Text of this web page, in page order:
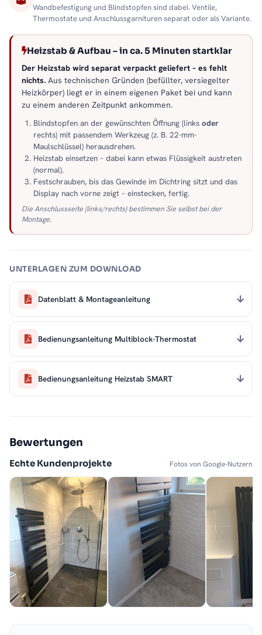
Wandbefestigung und Blindstopfen sind dabei. Ventile,
Thermostate und Anschlussgarnituren separat oder als Variante.
Heizstab & Aufbau – in ca. 5 Minuten startklar
Der Heizstab wird separat verpackt geliefert – es fehlt
nichts. Aus technischen Gründen (befüllter, versiegelter
Heizkörper) liegt er in einem eigenen Paket bei und kann
zu einem anderen Zeitpunkt ankommen.
Blindstopfen an der gewünschten Öffnung (links oder
rechts) mit passendem Werkzeug (z. B. 22-mm-
Maulschlüssel) herausdrehen.
Heizstab einsetzen – dabei kann etwas Flüssigkeit austreten
(normal).
Festschrauben, bis das Gewinde im Dichtring sitzt und das
Display nach vorne zeigt – einstecken, fertig.
Die Anschlussseite (links/rechts) bestimmen Sie selbst bei der
Montage.
UNTERLAGEN ZUM DOWNLOAD
Datenblatt & Montageanleitung
Bedienungsanleitung Multiblock-Thermostat
Bedienungsanleitung Heizstab SMART
Bewertungen
Echte Kundenprojekte Fotos von Google-Nutzern